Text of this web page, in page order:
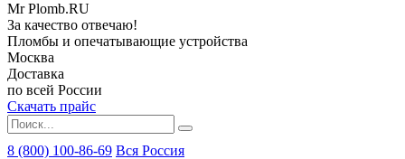
MrPlomb.RU
За качество отвечаю!
Пломбы и опечатывающие устройства
Москва
Доставка
по всей России
Скачать прайс
8 (800) 100-86-69 Вся Россия